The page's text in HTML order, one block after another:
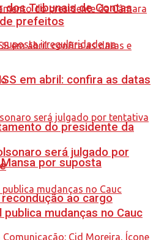
do presidente da
por suposta
ao cargo
dos Tribunais de Contas
prefeitos
em abril: confira as datas
será julgado por
publica mudanças no Cauc